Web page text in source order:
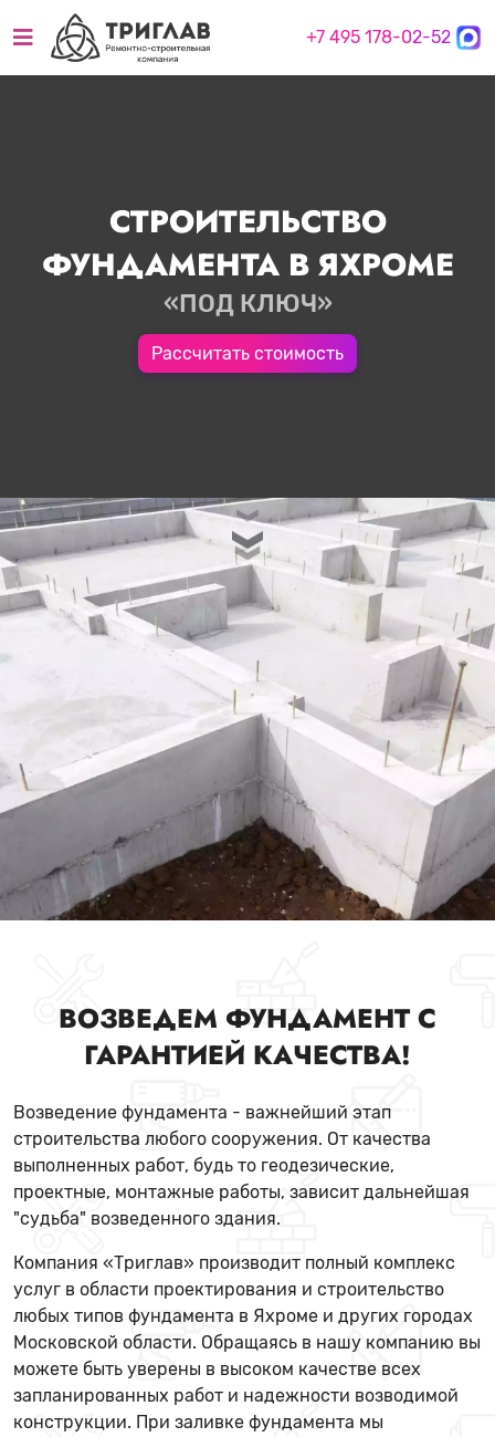
+7 495 178-02-52
СТРОИТЕЛЬСТВО
ФУНДАМЕНТА В ЯХРОМЕ
«ПОД КЛЮЧ»
Рассчитать стоимость
ВОЗВЕДЕМ ФУНДАМЕНТ С
ГАРАНТИЕЙ КАЧЕСТВА!
Возведение фундамента - важнейший этап
строительства любого сооружения. От качества
выполненных работ, будь то геодезические,
проектные, монтажные работы, зависит дальнейшая
"судьба" возведенного здания.
Компания «Триглав» производит полный комплекс
услуг в области проектирования и строительство
любых типов фундамента в Яхроме и других городах
Московской области. Обращаясь в нашу компанию вы
можете быть уверены в высоком качестве всех
запланированных работ и надежности возводимой
конструкции. При заливке фундамента мы